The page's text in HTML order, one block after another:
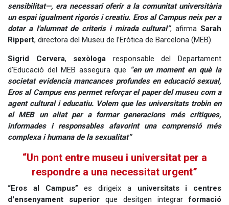
sensibilitat—, era necessari oferir a la comunitat universitària
un espai igualment rigorós i creatiu. Eros al Campus neix per a
dotar a l'alumnat de criteris i mirada cultural”, afirmaSarah
Rippert, directora del Museu de l’Eròtica de Barcelona (MEB).
Sigrid Cervera, sexòloga responsable del Departament
d'Educació del MEB assegura que
“en un moment en què la
societat evidencia mancances profundes en educació sexual,
Eros al Campus ens permet reforçar el paper del museu com a
agent cultural i educatiu. Volem que les universitats trobin en
el MEB un aliat per a formar generacions més crítiques,
informades i responsables afavorint una comprensió més
complexa i humana de la sexualitat”
“Un pont entre museu i universitat per a
respondre a una necessitat urgent”
“Eros al Campus” es dirigeix a universitats i centres
d'ensenyament superior que desitgen integrarformació